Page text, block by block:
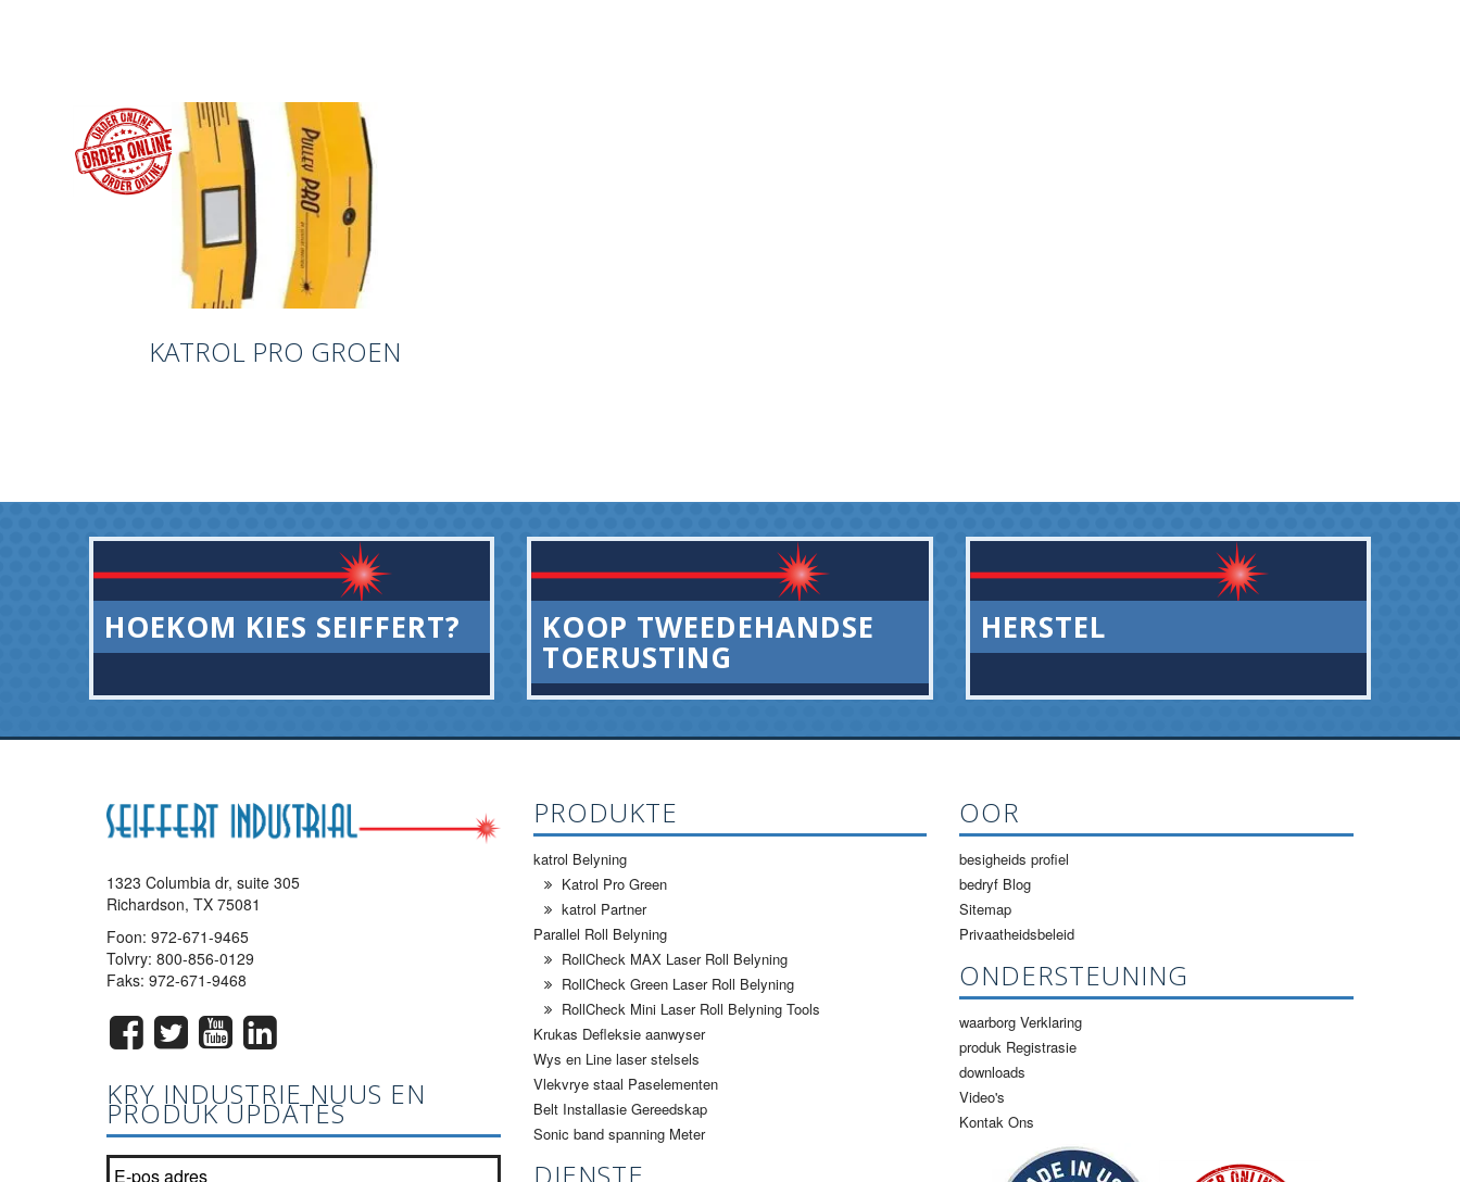
KATROL PRO GROEN
HOEKOM KIES SEIFFERT? KOOP TWEEDEHANDSE
TOERUSTING
HERSTEL
1323 Columbia dr, suite 305
Richardson, TX 75081
Foon:972-671-9465
Tolvry:800-856-0129
Faks: 972-671-9468
KRY INDUSTRIE NUUS EN
PRODUK UPDATES
Sluit aan by ons nuusbrief lys? *
PRODUKTE
katrol Belyning
Katrol Pro Green
katrol Partner
Parallel Roll Belyning
RollCheck MAX Laser Roll Belyning
RollCheck Green Laser Roll Belyning
RollCheck Mini Laser Roll Belyning Tools
Krukas Defleksie aanwyser
Wys en Line laser stelsels
Vlekvrye staal Paselementen
Belt Installasie Gereedskap
Sonic band spanning Meter
OOR
besigheids profiel
bedryf Blog
Sitemap
Privaatheidsbeleid
ONDERSTEUNING
waarborg Verklaring
produk Registrasie
downloads
Video's
Kontak Ons